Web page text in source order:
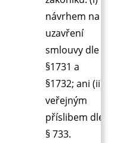
návrhem na
uzavření
smlouvy dle
§1731 a
§1732; ani (ii)
veřejným
příslibem dle
§ 733.